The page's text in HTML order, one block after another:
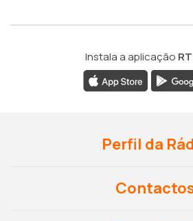
Instala a aplicação
Perfil da